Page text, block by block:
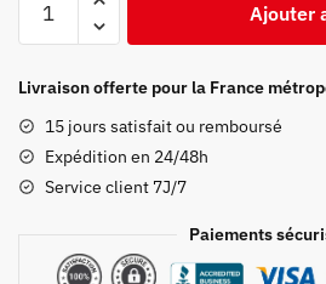
Demon
Mitsuri
Kanjori
Ajouter
Livraison offerte pour la France
15 jours satisfait ou remboursé
Expédition en 24/48h
Service client 7J/7
Paiements